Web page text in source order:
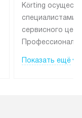
Körting
специалистами
сервисного
эксплуатации
Показать ещё